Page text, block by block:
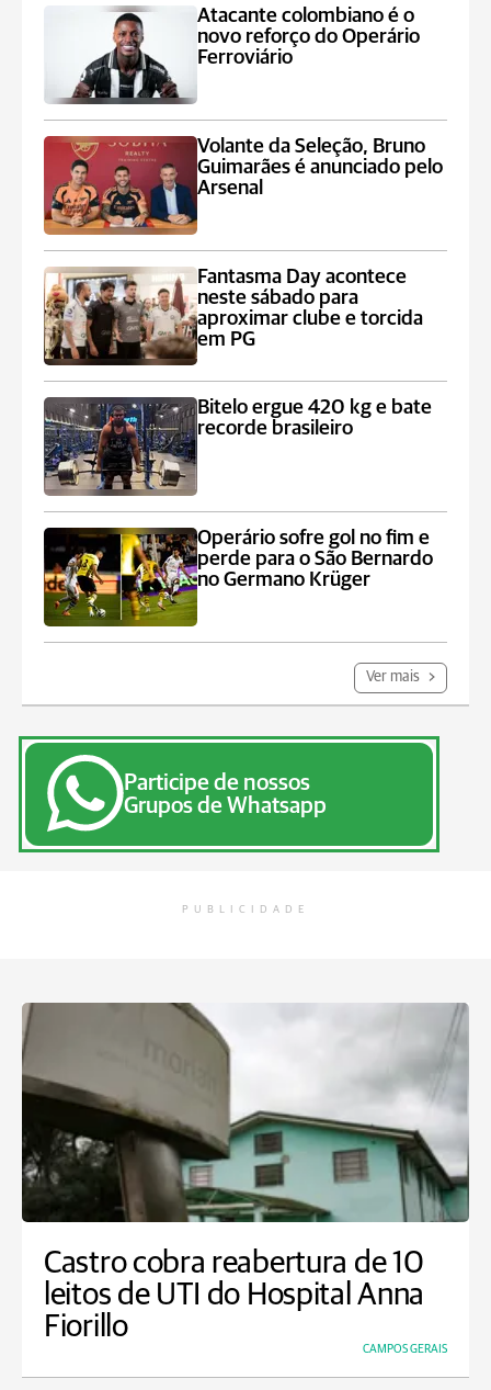
Atacante colombiano é o
novo reforço do Operário
Ferroviário
Volante da Seleção, Bruno
Guimarães é anunciado pelo
Arsenal
Fantasma Day acontece
neste sábado para
aproximar clube e torcida
em PG
Bitelo ergue 420 kg e bate
recorde brasileiro
Operário sofre gol no fim e
perde para o São Bernardo
no Germano Krüger
Ver mais
Participe de nossos
Grupos de Whatsapp
PUBLICIDADE
Castro cobra reabertura de 10
leitos de UTI do Hospital Anna
Fiorillo
CAMPOS GERAIS